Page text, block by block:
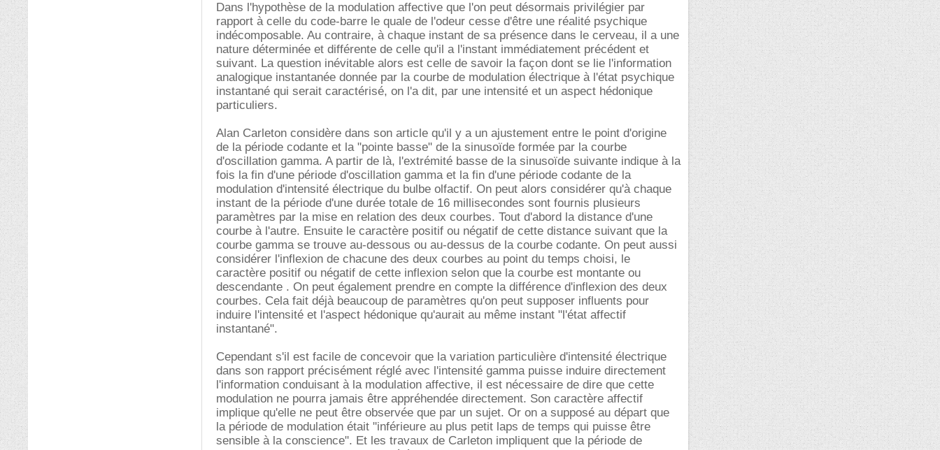
Dans l'hypothèse de la modulation affective que l'on peut désormais privilégier par
rapport à celle du code-barre le quale de l'odeur cesse d'être une réalité psychique
indécomposable. Au contraire, à chaque instant de sa présence dans le cerveau, il a une
nature déterminée et différente de celle qu'il a l'instant immédiatement précédent et
suivant. La question inévitable alors est celle de savoir la façon dont se lie l'information
analogique instantanée donnée par la courbe de modulation électrique à l'état psychique
instantané qui serait caractérisé, on l'a dit, par une intensité et un aspect hédonique
particuliers.
Alan Carleton considère dans son article qu'il y a un ajustement entre le point d'origine
de la période codante et la "pointe basse" de la sinusoïde formée par la courbe
d'oscillation gamma. A partir de là, l'extrémité basse de la sinusoïde suivante indique à la
fois la fin d'une période d'oscillation gamma et la fin d'une période codante de la
modulation d'intensité électrique du bulbe olfactif. On peut alors considérer qu'à chaque
instant de la période d'une durée totale de 16 millisecondes sont fournis plusieurs
paramètres par la mise en relation des deux courbes. Tout d'abord la distance d'une
courbe à l'autre. Ensuite le caractère positif ou négatif de cette distance suivant que la
courbe gamma se trouve au-dessous ou au-dessus de la courbe codante. On peut aussi
considérer l'inflexion de chacune des deux courbes au point du temps choisi, le
caractère positif ou négatif de cette inflexion selon que la courbe est montante ou
descendante . On peut également prendre en compte la différence d'inflexion des deux
courbes. Cela fait déjà beaucoup de paramètres qu'on peut supposer influents pour
induire l'intensité et l'aspect hédonique qu'aurait au même instant "l'état affectif
instantané".
Cependant s'il est facile de concevoir que la variation particulière d'intensité électrique
dans son rapport précisément réglé avec l'intensité gamma puisse induire directement
l'information conduisant à la modulation affective, il est nécessaire de dire que cette
modulation ne pourra jamais être appréhendée directement. Son caractère affectif
implique qu'elle ne peut être observée que par un sujet. Or on a supposé au départ que
la période de modulation était "inférieure au plus petit laps de temps qui puisse être
sensible à la conscience". Et les travaux de Carleton impliquent que la période de